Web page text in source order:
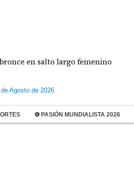
en salto largo femenino
Agosto de 2026
⚽ PASIÓN MUNDIALISTA 2026